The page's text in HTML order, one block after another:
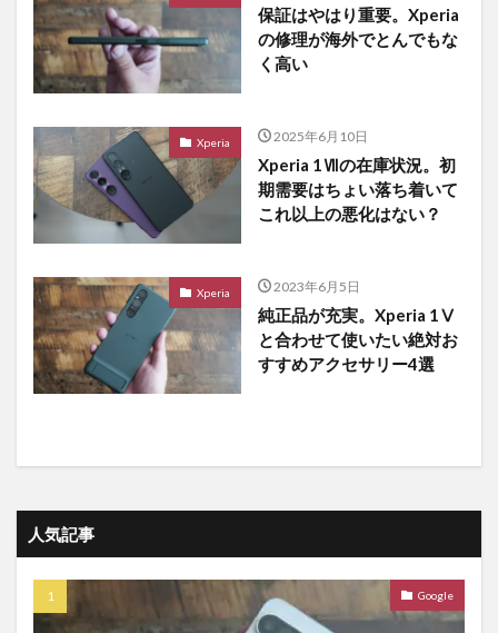
保証はやはり重要。Xperia
の修理が海外でとんでもな
く高い
Xperia 2025年6月10日
Xperia 1Ⅶの在庫状況。初
期需要はちょい落ち着いて
これ以上の悪化はない？
Xperia 2023年6月5日
純正品が充実。Xperia 1Ⅴ
と合わせて使いたい絶対お
すすめアクセサリー4選
人気記事
Google